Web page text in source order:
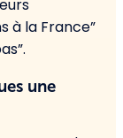
à la France”
une